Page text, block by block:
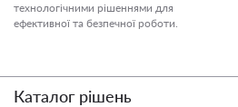
технологічними рішеннями для
ефективної та безпечної роботи.
Каталог рішень